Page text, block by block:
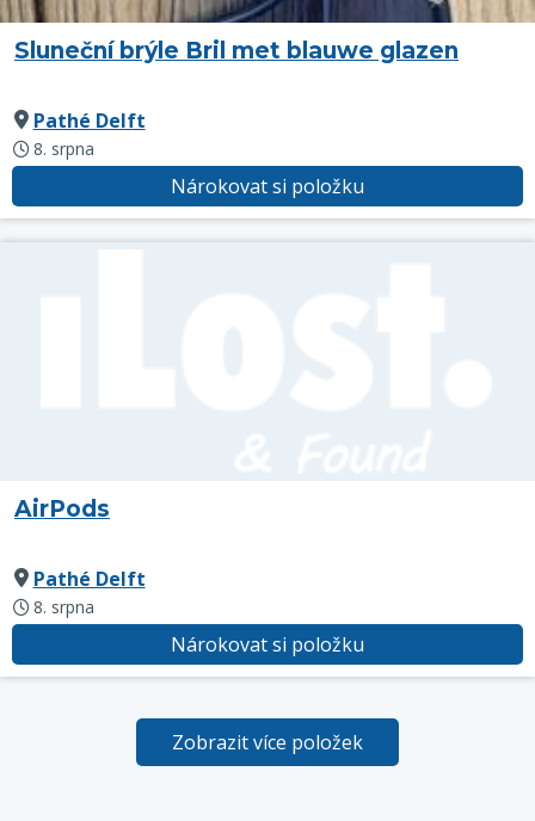
Sluneční brýle Bril met blauwe glazen
Pathé Delft
8. srpna
Nárokovat si položku
AirPods
Pathé Delft
8. srpna
Nárokovat si položku
Zobrazit více položek